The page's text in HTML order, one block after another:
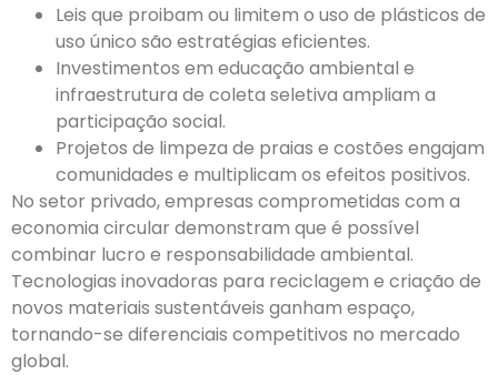
Leis que proibam ou limitem o uso de plásticos de
uso único são estratégias eficientes.
Investimentos em educação ambiental e
infraestrutura de coleta seletiva ampliam a
participação social.
Projetos de limpeza de praias e costões engajam
comunidades e multiplicam os efeitos positivos.
No setor privado, empresas comprometidas com a
economia circular demonstram que é possível
combinar lucro e responsabilidade ambiental.
Tecnologias inovadoras para reciclagem e criação de
novos materiais sustentáveis ganham espaço,
tornando-se diferenciais competitivos no mercado
global.